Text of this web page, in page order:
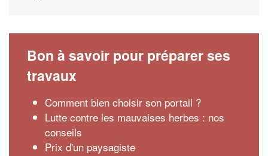
Bon à savoir pour préparer ses
travaux
Comment bien choisir son portail ?
Lutte contre les mauvaises herbes : nos
conseils
Prix d'un paysagiste